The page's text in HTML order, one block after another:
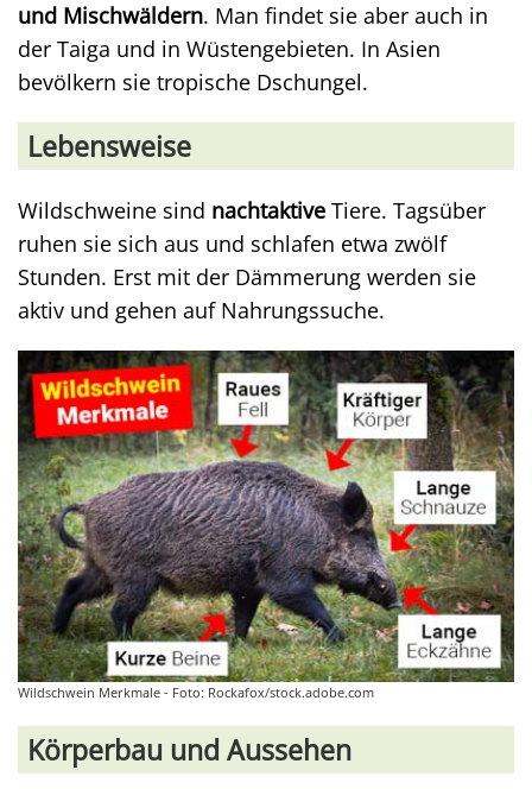
und Mischwäldern. Man findet sie aber auch in
der Taiga und in Wüstengebieten. In Asien
bevölkern sie tropische Dschungel.
Lebensweise
Wildschweine sind nachtaktive Tiere. Tagsüber
ruhen sie sich aus und schlafen etwa zwölf
Stunden. Erst mit der Dämmerung werden sie
aktiv und gehen auf Nahrungssuche.
Wildschwein Merkmale - Foto: Rockafox/stock.adobe.com
Körperbau und Aussehen